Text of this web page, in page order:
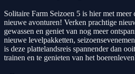
Solitaire Farm Seizoen 5 is hier met meer
nieuwe avonturen! Verken prachtige
gewassen en geniet van nog meer
nieuwe levelpakketten,
is deze plattelandsreis spannender dan
trainen en te genieten van het